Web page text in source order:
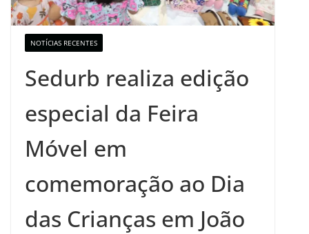
NOTÍCIAS RECENTES
Sedurb realiza edição
especial da Feira
Móvel em
comemoração ao Dia
das Crianças em João